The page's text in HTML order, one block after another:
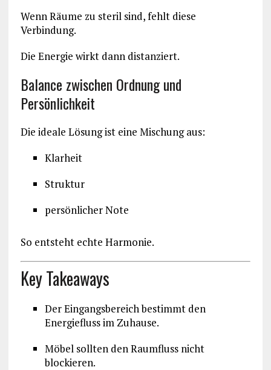
Wenn Räume zu steril sind, fehlt diese
Verbindung.
Die Energie wirkt dann distanziert.
Balance zwischen Ordnung und
Persönlichkeit
Die ideale Lösung ist eine Mischung aus:
Klarheit
Struktur
persönlicher Note
So entsteht echte Harmonie.
Key Takeaways
Der Eingangsbereich bestimmt den
Energiefluss im Zuhause.
Möbel sollten den Raumfluss nicht
blockieren.